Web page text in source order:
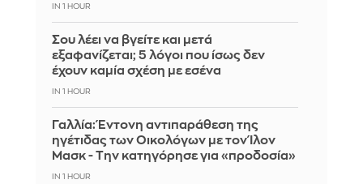
IN 1 HOUR
Σου λέει να βγείτε και μετά
εξαφανίζεται; 5 λόγοι που ίσως δεν
έχουν καμία σχέση με εσένα
IN 1 HOUR
Γαλλία: Έντονη αντιπαράθεση της
ηγέτιδας των Οικολόγων με τον Ίλον
Μασκ - Την κατηγόρησε για «προδοσία»
IN 1 HOUR